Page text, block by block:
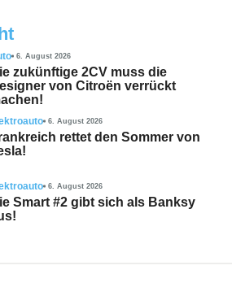
6. August 2026
zukünftige 2CV muss die
von Citroën verrückt
6. August 2026
rettet den Sommer von
6. August 2026
Smart #2 gibt sich als Banksy